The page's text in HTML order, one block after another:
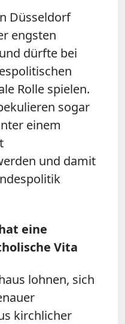
Düsseldorf
engsten
dürfte bei
Rolle spielen.
sogar
einem
und damit
eine
Vita
lohnen, sich
kirchlicher